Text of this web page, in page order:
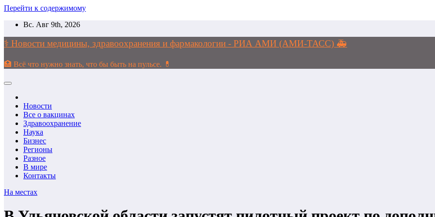
Перейти к содержимому
Вс. Авг 9th, 2026
⚕️ Новости медицины, здравоохранения и фармакологии - РИА АМИ (АМИ-ТАСС) 🚑
🏥 Всё что нужно знать, что бы быть на пульсе. 💊
Новости
Все о вакцинах
Здравоохранение
Наука
Бизнес
Регионы
Разное
В мире
Контакты
На местах